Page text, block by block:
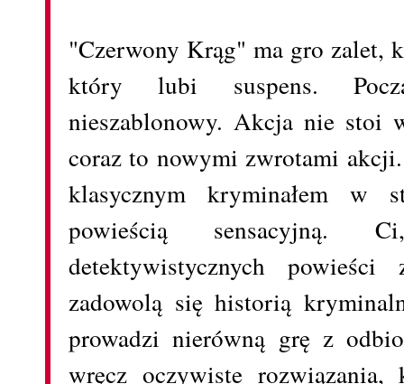
"Czerwony Krąg" ma gro zalet,
który lubi suspens.
nieszablonowy. Akcja nie stoi
coraz to nowymi zwrotami
klasycznym kryminałem w
powieścią
detektywistycznych
zadowolą się historią
prowadzi nierówną grę z
wręcz oczywiste